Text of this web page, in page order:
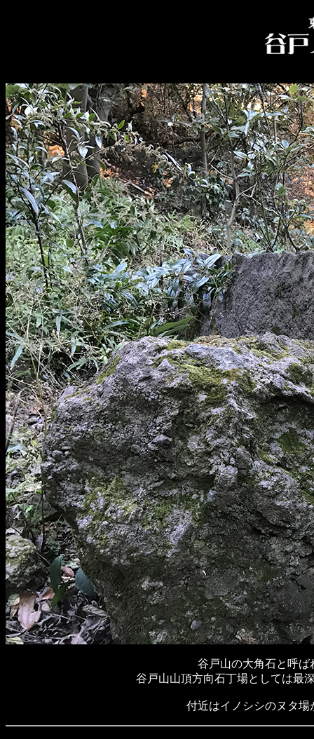
谷戸山の大角石と呼
谷戸山山頂方向石丁場としては最
付近はイノシシのヌタ